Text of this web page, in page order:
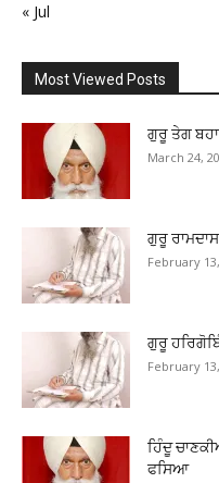
« Jul
Most Viewed Posts
ਗੁਰੂ ਤੇਗ
March 24,
ਗੁਰੂ
February
ਗੁਰੂ
February
ਹਿੰਦੂ
ਫਸਿਆ